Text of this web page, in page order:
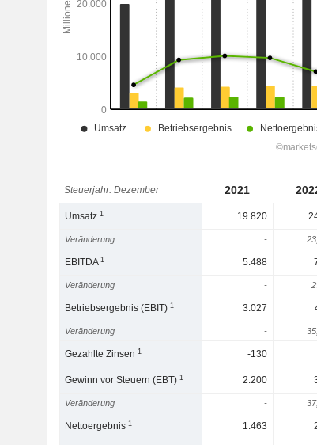
Steuerjahr: Dezember 2021
Umsatz1 19.820
Veränderung -
EBITDA1 5.488
Veränderung -
Betriebsergebnis (EBIT)1 3.027
Veränderung -
Gezahlte Zinsen1 -130
Gewinn vor Steuern (EBT)1 2.200
Veränderung -
Nettoergebnis1 1.463